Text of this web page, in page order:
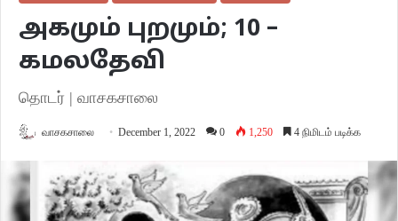
அகமும் புறமும்; 10 –
கமலதேவி
தொடர் | வாசகசாலை
வாசகசாலை December 1, 2022 0 1,250 4 நிமிடம் படிக்க